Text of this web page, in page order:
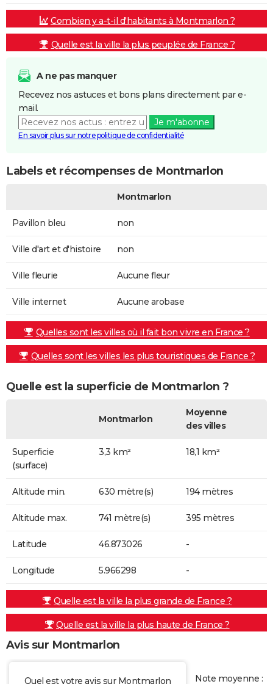
Combien y a-t-il d'habitants à Montmarlon ?
Quelle est la ville la plus peuplée de France ?
A ne pas manquer
Recevez nos astuces et bons plans directement par e-
mail.
Je m'abonne
En savoir plus sur notre politique de confidentialité
Labels et récompenses de Montmarlon
Montmarlon
Pavillon bleu non
Ville d'art et d'histoire non
Ville fleurie Aucune fleur
Ville internet Aucune arobase
Quelles sont les villes où il fait bon vivre en France ?
Quelles sont les villes les plus touristiques de France ?
Quelle est la superficie de Montmarlon ?
Montmarlon
Moyenne
des villes
Superficie
(surface)
3,3 km² 18,1 km²
Altitude min. 630 mètre(s) 194 mètres
Altitude max. 741 mètre(s) 395 mètres
Latitude 46.873026 -
Longitude 5.966298 -
Quelle est la ville la plus grande de France ?
Quelle est la ville la plus haute de France ?
Avis sur Montmarlon
Quel est votre avis sur Montmarlon Note moyenne :